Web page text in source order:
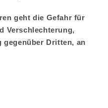
geht die Gefahr für
Verschlechterung,
Dritten, an